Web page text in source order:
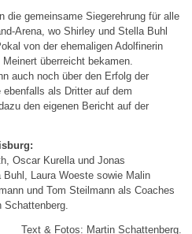
die gemeinsame Siegerehrung für alle
Arena, wo Shirley und Stella Buhl
von der ehemaligen Adolfinerin
überreicht bekamen.
auch noch über den Erfolg der
als Dritter auf dem
den eigenen Bericht auf der
Oscar Kurella und Jonas
Laura Woeste sowie Malin
und Tom Steilmann als Coaches
Text & Fotos: Martin Schattenberg.